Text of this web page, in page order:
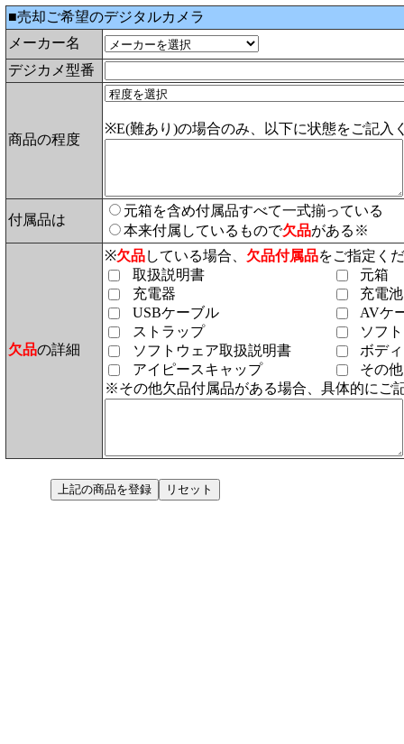
■売却ご希望のデジタルカメラ
メーカー名
デジカメ型番
商品の程度
※E(難あり)の場合のみ、以下に状態をご記入
付属品は
元箱を含め付属品すべて一式揃っている
本来付属しているもので欠品がある※
欠品の詳細
※欠品している場合、 欠品付属品をご指定く
取扱説明書
元箱
充電器
充電池
USBケーブル
AVケ
ストラップ
ソフ
ソフトウェア取扱説明書
ボデ
アイピースキャップ
その
※その他欠品付属品がある場合、具体的にご